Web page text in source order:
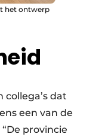
het ontwerp
dat
een van de
provincie